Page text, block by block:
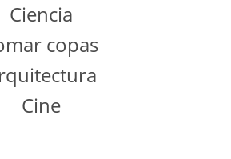
Ciencia
copas
Cine